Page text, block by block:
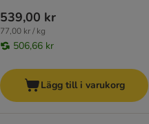
539,00 kr
77,00 kr / kg
506,66 kr
Lägg till i varukorg